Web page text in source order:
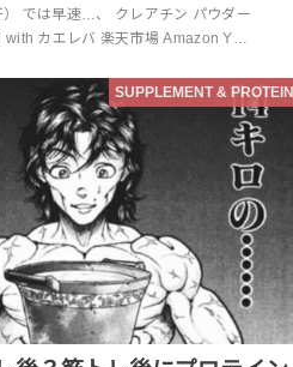
） では早速…、 クレアチン パウダー
カエレバ 楽天市場 Amazon Y…
SUPPLEMENT & PROTEIN